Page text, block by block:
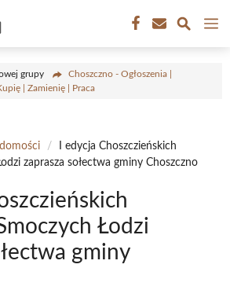
grupy
Choszczno - Ogłoszenia |
| Zamienię | Praca
/
I edycja Choszczieńskich
zaprasza sołectwa gminy Choszczno
Łodzi
gminy